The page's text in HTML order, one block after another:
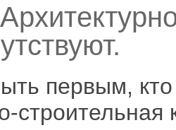
первым,